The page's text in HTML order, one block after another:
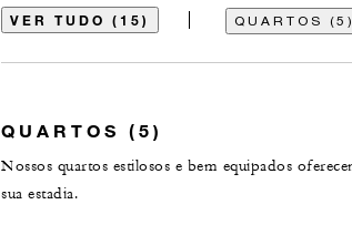
VER TUDO (15) QUARTOS (5)
QUARTOS (5)
Nossos quartos estilosos e bem equipados
sua estadia.